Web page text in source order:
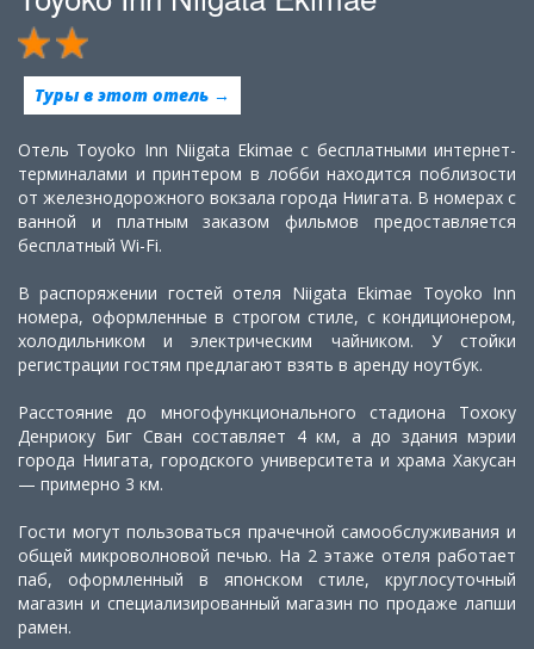
Туры в этот отель →
Отель Toyoko Inn Niigata Ekimae с бесплатными интернет-
терминалами и принтером в лобби находится поблизости
от железнодорожного вокзала города Ниигата. В номерах с
ванной и платным заказом фильмов предоставляется
бесплатный Wi-Fi.
В распоряжении гостей отеля Niigata Ekimae Toyoko Inn
номера, оформленные в строгом стиле, с кондиционером,
холодильником и электрическим чайником. У стойки
регистрации гостям предлагают взять в аренду ноутбук.
Расстояние до многофункционального стадиона Тохоку
Денриоку Биг Сван составляет 4 км, а до здания мэрии
города Ниигата, городского университета и храма Хакусан
— примерно 3 км.
Гости могут пользоваться прачечной самообслуживания и
общей микроволновой печью. На 2 этаже отеля работает
паб, оформленный в японском стиле, круглосуточный
магазин и специализированный магазин по продаже лапши
рамен.